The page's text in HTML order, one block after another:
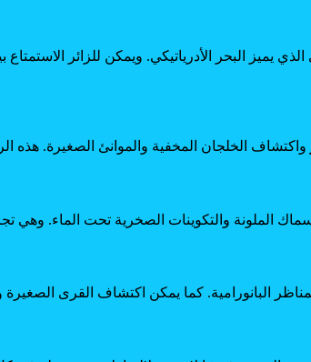
الذي يميز البحر الأدرياتيكي. ويمكن للزائر
واكتشاف الخلجان المخفية والموانئ الصغيرة. هذه
الملونة والتكوينات الصخرية تحت الماء. وهي
البانورامية. كما يمكن اكتشاف القرى الصغيرة